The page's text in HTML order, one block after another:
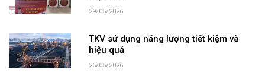
29/05/2026
TKV sử dụng năng lượng tiết kiệm và
hiệu quả
25/05/2026